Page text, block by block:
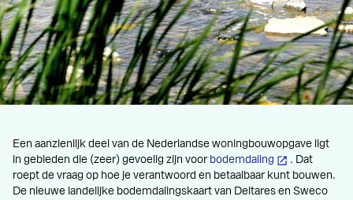
Een aanzienlijk deel van de Nederlandse woningbouwopgave ligt
in gebieden die (zeer) gevoelig zijn voor bodemdaling
. Dat
roept de vraag op hoe je verantwoord en betaalbaar kunt bouwen.
De nieuwe landelijke bodemdalingskaart van Deltares en Sweco